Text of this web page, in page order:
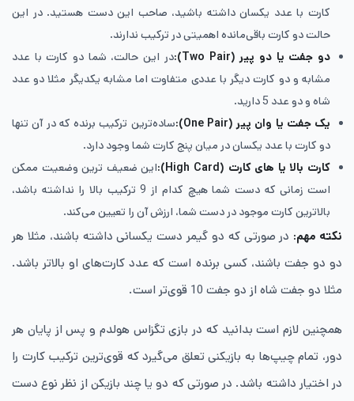
کارت با عدد یکسان داشته باشید، صاحب این دست هستید. در این
حالت دو کارت باقی‌مانده اهمیتی در ترکیب ندارند.
دو جفت یا دو پیر (Two Pair
):در این حالت، شما دو کارت با عدد
مشابه و دو کارت دیگر با عددی متفاوت اما مشابه یکدیگر مثلا دو عدد
شاه و دو عدد 5 دارید.
یک جفت یا وان پیر (One Pair
):ساده‌ترین ترکیب برنده که در آن تنها
دو کارت با عدد یکسان در میان پنج کارت شما وجود دارد.
کارت بالا یا های‌ کارت (High Card
):این ضعیف ترین وضعیت ممکن
است زمانی که دست شما هیچ‌ کدام از 9 ترکیب بالا را نداشته باشد،
بالاترین کارت موجود در دست شما، ارزش آن را تعیین می‌کند.
نکته مهم: در صورتی که دو گیمر دست یکسانی داشته باشند، مثلا هر
دو دو جفت باشند، کسی برنده است که عدد کارت‌های او بالاتر باشد.
مثلا دو جفت شاه از دو جفت 10 قوی‌تر است.
همچنین لازم است بدانید که در بازی تگزاس هولدم و پس از پایان هر
دور، تمام چیپ‌ها به بازیکنی تعلق می‌گیرد که قوی‌ترین ترکیب کارت را
در اختیار داشته باشد. در صورتی که دو یا چند بازیکن از نظر نوع دست